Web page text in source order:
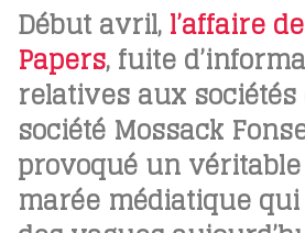
Début avril,l’affaire
Papers, fuite
relatives aux
société Mossack
provoqué un
marée médiatique